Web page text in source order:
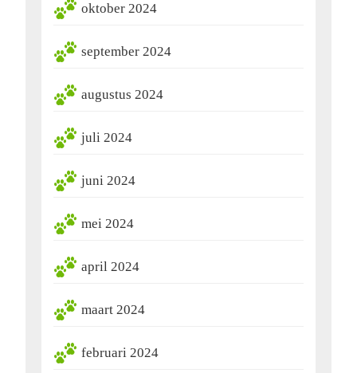
oktober 2024
september 2024
augustus 2024
juli 2024
juni 2024
mei 2024
april 2024
maart 2024
februari 2024